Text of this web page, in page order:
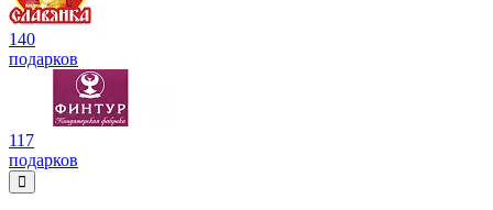
140
подарков
117
подарков